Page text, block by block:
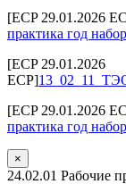
[ECP 29.01.2026
практика год
[ECP 29.01.2026
ECP]
[ECP 29.01.2026
практика год
×
24.02.01 Рабочие